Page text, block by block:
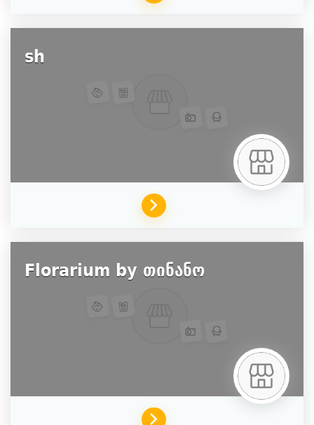
sh
Florarium by თინანო